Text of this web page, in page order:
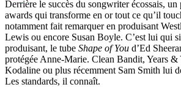
Derrière le succès du songwriter écossais, un
awards qui transforme en or tout ce qu’il
notamment fait remarquer en produisant
Lewis ou encore Susan Boyle. C’est lui qui
produisant, le tube Shape of You d’Ed
protégée Anne-Marie. Clean Bandit, Years &
Kodaline ou plus récemment Sam Smith lui
Les standards, il connaît.